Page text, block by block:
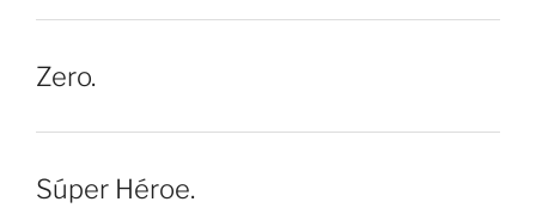
Zero.
Súper Héroe.